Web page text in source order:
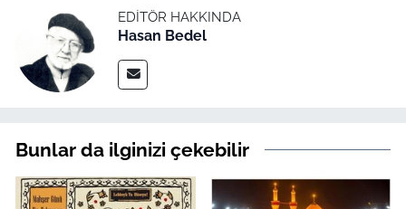
EDITÖR HAKKINDA
Hasan Bedel
Bunlar da ilginizi çekebilir